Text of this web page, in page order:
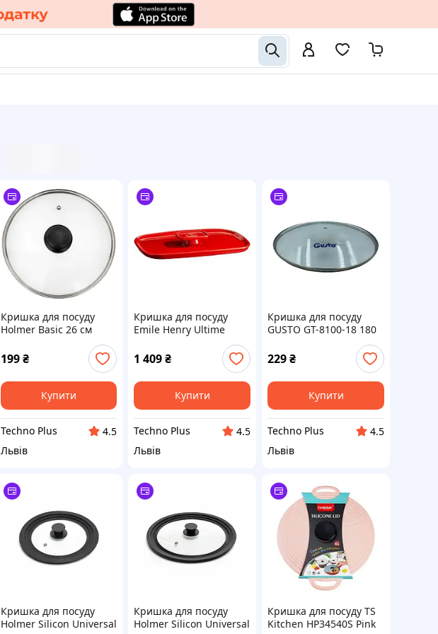
Кришка для посуду
Holmer Basic 26 см
Transparent Black (LI-
0126-PBL)
199 ₴
Купити
Techno Plus
4.5
Львів
Кришка для посуду
Emile Henry Ultime
1 409₴
Купити
Techno Plus
4.5
Львів
Кришка для посуду
GUSTO GT-8100-18 180
мм без ручки (79300)
229₴
Купити
Techno Plus
4.5
Львів
Кришка для посуду
Holmer Silicon Universal
Кришка для посуду
Holmer Silicon Universal
Кришка для посуду TS
Kitchen HP34540S Pink